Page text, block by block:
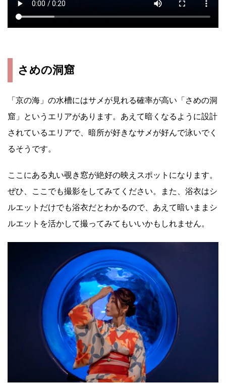
さめの洞窟
「京の海」の水槽にはサメが見れる確率が高い「さめの洞
窟」というエリアがあります。あえて暗くなるように設計
されているエリアで、暗所が好きなサメが好んで泳いでく
るそうです。
ここにある丸い覗き窓が絶好の映えスポットになります。
ぜひ、ここでも撮影をしてみてください。また、浴衣はシ
ルエットだけでも浴衣だとわかるので、あえて暗いままシ
ルエットを活かして撮ってみてもいいかもしれません。